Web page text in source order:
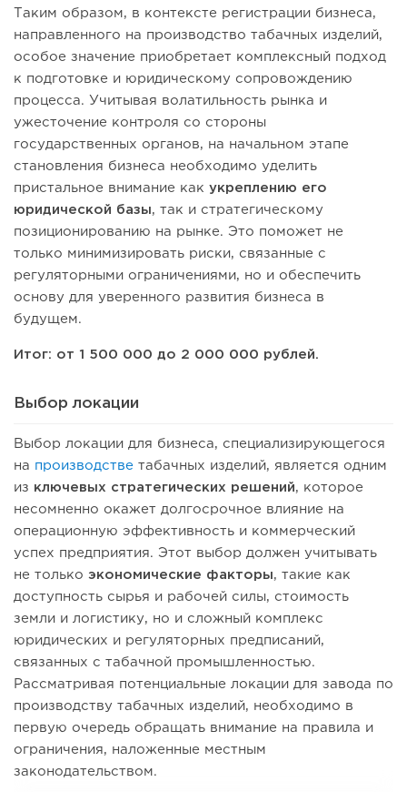
Таким образом, в контексте регистрации бизнеса,
направленного на производство табачных изделий,
особое значение приобретает комплексный подход
к подготовке и юридическому сопровождению
процесса. Учитывая волатильность рынка и
ужесточение контроля со стороны
государственных органов, на начальном этапе
становления бизнеса необходимо уделить
пристальное внимание как укреплению его
юридической базы, так и стратегическому
позиционированию на рынке. Это поможет не
только минимизировать риски, связанные с
регуляторными ограничениями, но и обеспечить
основу для уверенного развития бизнеса в
будущем.
Итог: от 1 500 000 до 2 000 000 рублей.
Выбор локации
Выбор локации для бизнеса, специализирующегося
на производстве табачных изделий, является одним
из ключевых стратегических решений, которое
несомненно окажет долгосрочное влияние на
операционную эффективность и коммерческий
успех предприятия. Этот выбор должен учитывать
не только экономические факторы, такие как
доступность сырья и рабочей силы, стоимость
земли и логистику, но и сложный комплекс
юридических и регуляторных предписаний,
связанных с табачной промышленностью.
Рассматривая потенциальные локации для завода по
производству табачных изделий, необходимо в
первую очередь обращать внимание на правила и
ограничения, наложенные местным
законодательством.